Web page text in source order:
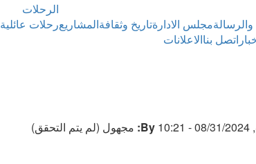
والرسالةمجلس الادارةتاريخ وثقافةالمشاريع
الرحلات
رحلات عائلية
اتصل بناالاعلانات
By: مجهول (لم يتم التحقق)